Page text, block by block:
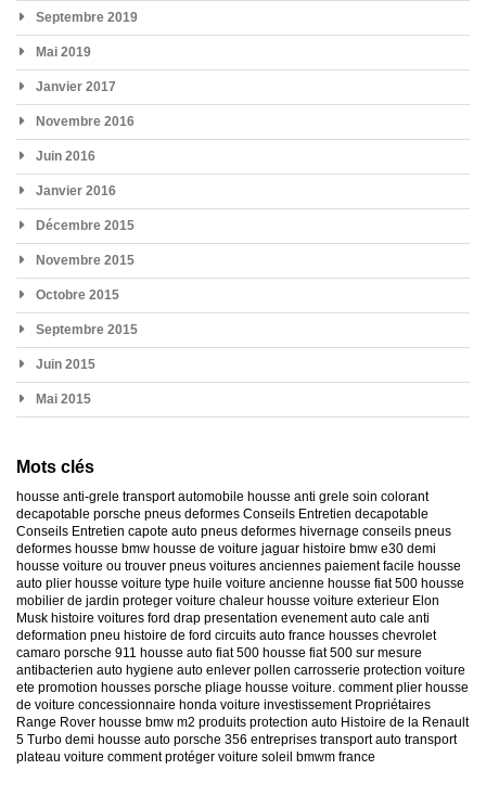
Septembre 2019
Mai 2019
Janvier 2017
Novembre 2016
Juin 2016
Janvier 2016
Décembre 2015
Novembre 2015
Octobre 2015
Septembre 2015
Juin 2015
Mai 2015
Mots clés
housse anti-grele transport automobile housse anti grele soin colorant
decapotable porsche pneus deformes Conseils Entretien decapotable
Conseils Entretien capote auto pneus deformes hivernage conseils pneus
deformes housse bmw housse de voiture jaguar histoire bmw e30 demi
housse voiture ou trouver pneus voitures anciennes paiement facile housse
auto plier housse voiture type huile voiture ancienne housse fiat 500 housse
mobilier de jardin proteger voiture chaleur housse voiture exterieur Elon
Musk histoire voitures ford drap presentation evenement auto cale anti
deformation pneu histoire de ford circuits auto france housses chevrolet
camaro porsche 911 housse auto fiat 500 housse fiat 500 sur mesure
antibacterien auto hygiene auto enlever pollen carrosserie protection voiture
ete promotion housses porsche pliage housse voiture. comment plier housse
de voiture concessionnaire honda voiture investissement Propriétaires
Range Rover housse bmw m2 produits protection auto Histoire de la Renault
5 Turbo demi housse auto porsche 356 entreprises transport auto transport
plateau voiture comment protéger voiture soleil bmwm france